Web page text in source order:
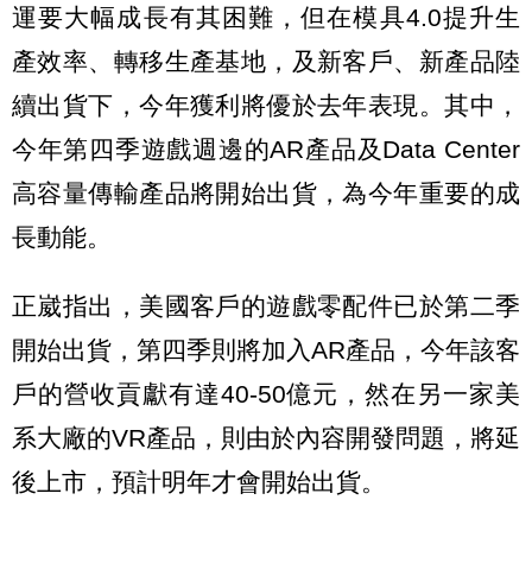
運要大幅成長有其困難，但在模具4.0提升生
產效率、轉移生產基地，及新客戶、新產品陸
續出貨下，今年獲利將優於去年表現。其中，
今年第四季遊戲週邊的AR產品及Data Center
高容量傳輸產品將開始出貨，為今年重要的成
長動能。
正崴指出，美國客戶的遊戲零配件已於第二季
開始出貨，第四季則將加入AR產品，今年該客
戶的營收貢獻有達40-50億元，然在另一家美
系大廠的VR產品，則由於內容開發問題，將延
後上市，預計明年才會開始出貨。